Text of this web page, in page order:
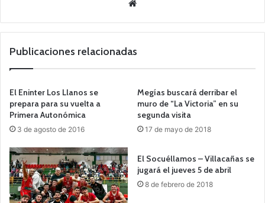
we
Publicaciones relacionadas
El Eninter Los Llanos se
prepara para su vuelta a
Primera Autonómica
3 de agosto de 2016
Megías buscará derribar el
muro de “La Victoria” en su
segunda visita
17 de mayo de 2018
El Socuéllamos – Villacañas se
jugará el jueves 5 de abril
8 de febrero de 2018